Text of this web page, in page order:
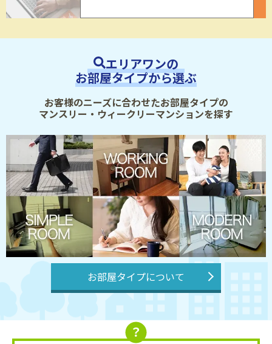
エリアワンの
お部屋タイプから選ぶ
お客様のニーズに合わせたお部屋タイプの
マンスリー・ウィークリーマンションを探す
お部屋タイプについて
？